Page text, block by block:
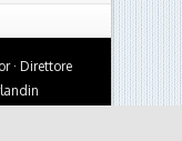
· Direttore